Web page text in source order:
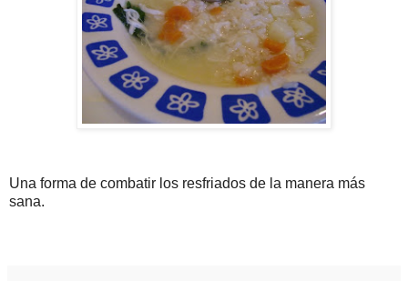
Una forma de combatir los resfriados de la manera más
sana.